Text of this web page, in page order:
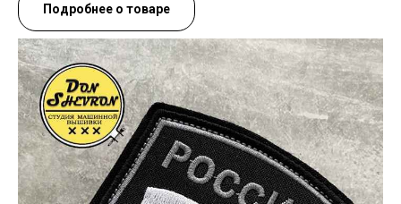
Подробнее о товаре